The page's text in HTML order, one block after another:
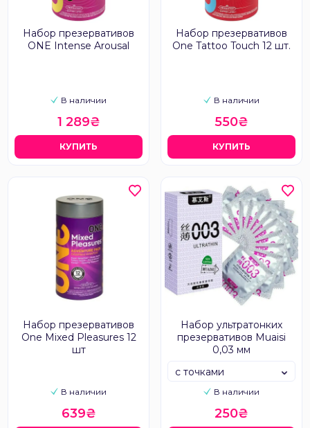
Набор презервативов
ONE Intense Arousal
В наличии
1 289₴
КУПИТЬ
Набор презервативов
One Tattoo Touch 12 шт.
В наличии
550₴
КУПИТЬ
Набор презервативов
One Mixed Pleasures 12
шт
В наличии
639₴
Набор ультратонких
презервативов Muaisi
0,03 мм
В наличии
с точками
250₴